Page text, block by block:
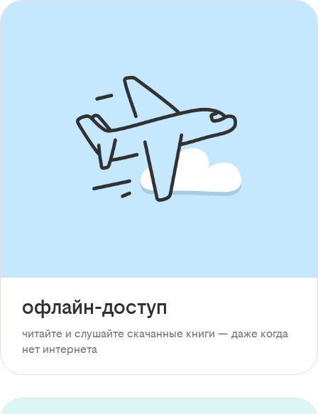
офлайн-доступ
читайте и слушайте скачанные книги — даже когда
нет интернета